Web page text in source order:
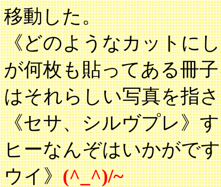
移動した。
《どのようなカットに
が何枚も貼ってある冊
はそれらしい写真を指
《セサ、シルヴプレ》
ヒーなんぞはいかがで
ウイ》(^_^)/~